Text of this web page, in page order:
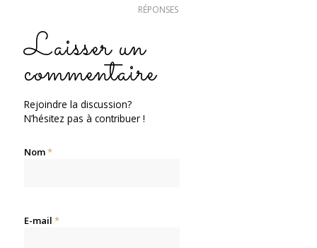
RÉPONSES
Laisser un
commentaire
Rejoindre la discussion?
N’hésitez pas à contribuer !
Nom*
E-mail *